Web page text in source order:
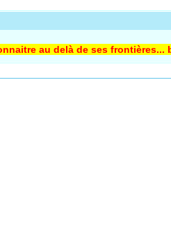
au delà de ses frontières...